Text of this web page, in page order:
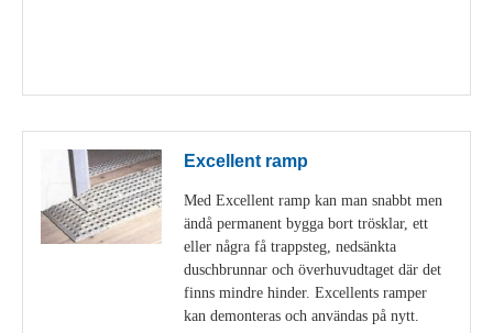
Excellent ramp
Med Excellent ramp kan man snabbt men
ändå permanent bygga bort trösklar, ett
eller några få trappsteg, nedsänkta
duschbrunnar och överhuvudtaget där det
finns mindre hinder. Excellents ramper
kan demonteras och användas på nytt.